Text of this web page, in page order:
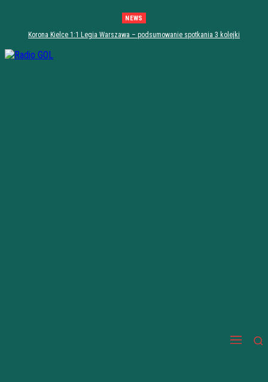
NEWS
Korona Kielce 1:1 Legia Warszawa – podsumowanie spotkania 3 kolejki